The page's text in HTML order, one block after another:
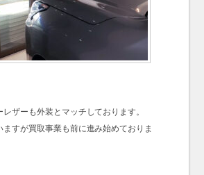
ザーも外装とマッチしております。
ますが買取事業も前に進み始めておりま